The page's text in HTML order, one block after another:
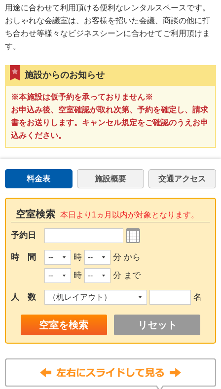
用途に合わせて利用頂ける便利なレンタルスペースです。
おしゃれな会議室は、お客様を招いた会議、商談の他に打
ち合わせ等様々なビジネスシーンに合わせてご利用頂けま
す。
施設からのお知らせ
※本施設は仮予約を承っておりません※
お申込み後、空室確認が取れ次第、予約を確定し、請求
書をお送りします。キャンセル規定をご確認のうえお申
込みください。
料金表 施設概要 交通アクセス
空室検索 本日より1ヵ月以内が対象となります。
予約日
時 間 時
分 から
時
分 まで
人 数 名
リセット